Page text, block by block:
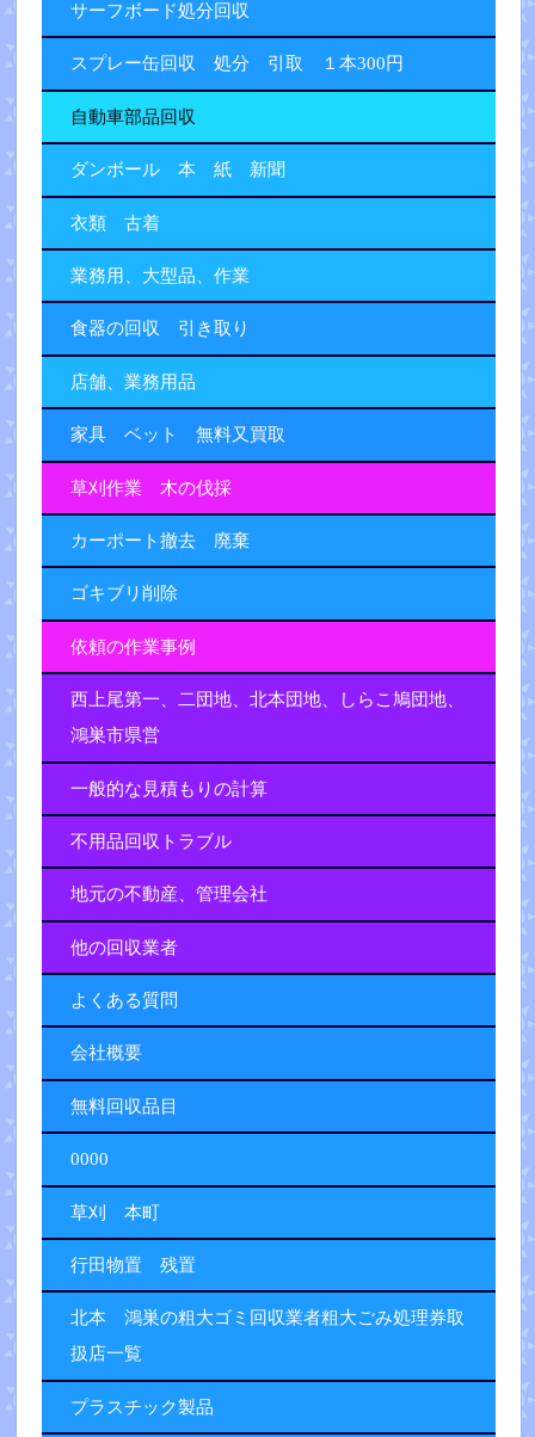
サーフボード処分回収
スプレー缶回収 処分 引取 １本300円
自動車部品回収
ダンボール 本 紙 新聞
衣類 古着
業務用、大型品、作業
食器の回収 引き取り
店舗、業務用品
家具 ベット 無料又買取
草刈作業 木の伐採
カーポート撤去 廃棄
ゴキブリ削除
依頼の作業事例
西上尾第一、二団地、北本団地、しらこ鳩団地、
鴻巣市県営
一般的な見積もりの計算
不用品回収トラブル
地元の不動産、管理会社
他の回収業者
よくある質問
会社概要
無料回収品目
0000
草刈 本町
行田物置 残置
北本 鴻巣の粗大ゴミ回収業者粗大ごみ処理券取
扱店一覧
プラスチック製品